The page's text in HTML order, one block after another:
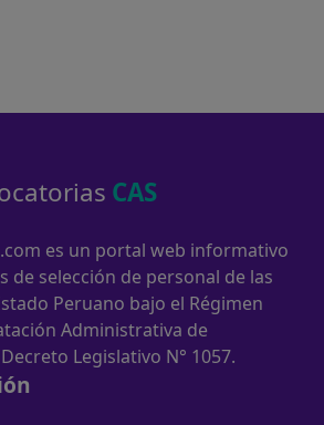
CAS
es un portal web informativo
de selección de personal de las
Peruano bajo el Régimen
Administrativa de
Legislativo N° 1057.